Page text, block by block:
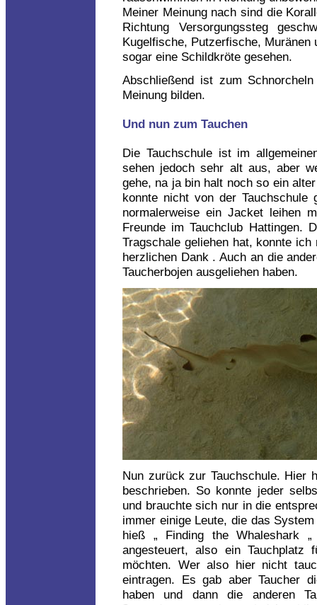
Meiner Meinung nach sind die
Richtung Versorgungssteg
Kugelfische, Putzerfische, Muränen
sogar eine Schildkröte gesehen.
Abschließend ist zum
Meinung bilden.
Und nun zum Tauchen
Die Tauchschule ist im
sehen jedoch sehr alt aus, aber
gehe, na ja bin halt noch so ein
konnte nicht von der
normalerweise ein Jacket leihen
Freunde im Tauchclub Hattingen.
Tragschale geliehen hat, konnte
herzlichen Dank . Auch an die
Taucherbojen ausgeliehen haben.
Nun zurück zur Tauchschule. Hier
beschrieben. So konnte jeder
und brauchte sich nur in die
immer einige Leute, die das
hieß „ Finding the Whaleshark
angesteuert, also ein Tauchplatz
möchten. Wer also hier nicht
eintragen. Es gab aber Taucher
haben und dann die anderen